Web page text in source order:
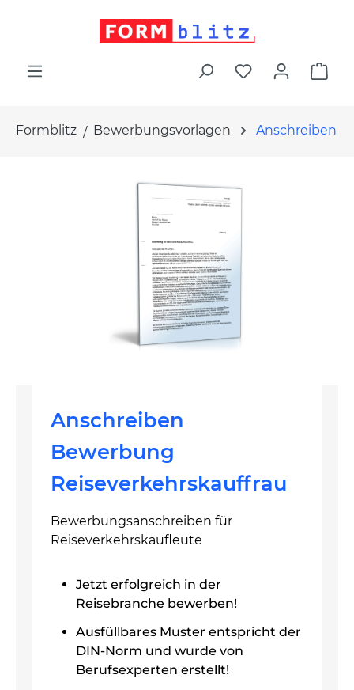
Formblitz Bewerbungsvorlagen Anschreiben
Anschreiben
Bewerbung
Reiseverkehrskauffrau
Bewerbungsanschreiben für
Reiseverkehrskaufleute
Jetzt erfolgreich in der
Reisebranche bewerben!
Ausfüllbares Muster entspricht der
DIN-Norm und wurde von
Berufsexperten erstellt!